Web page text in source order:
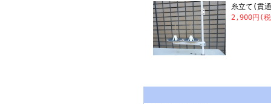
糸立て(貫
2,900円(